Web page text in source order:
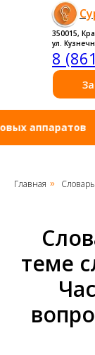
8
350015,
ул.
аппаратов
Главная »
теме